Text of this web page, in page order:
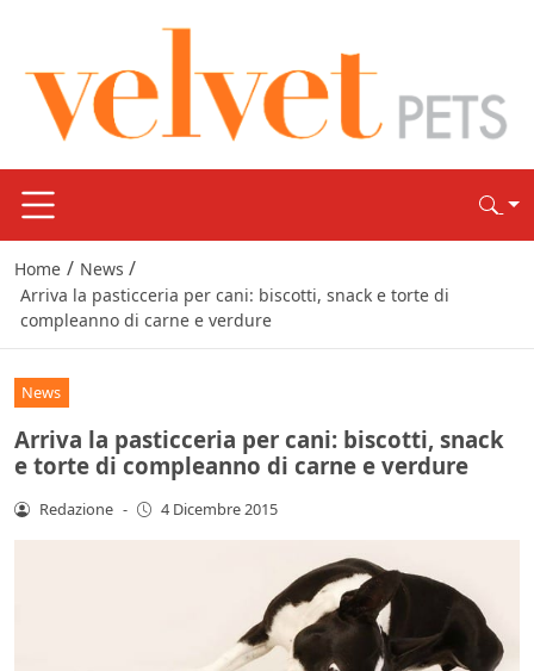
Home / News /
Arriva la pasticceria per cani: biscotti, snack e torte di
compleanno di carne e verdure
News
Arriva la pasticceria per cani: biscotti, snack
e torte di compleanno di carne e verdure
Redazione - 4 Dicembre 2015